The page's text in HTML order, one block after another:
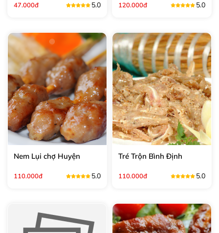
47.000đ 5.0 120.000đ 5.0
Nem Lụi chợ Huyện
110.000đ 5.0
Tré Trộn Bình Định
110.000đ 5.0